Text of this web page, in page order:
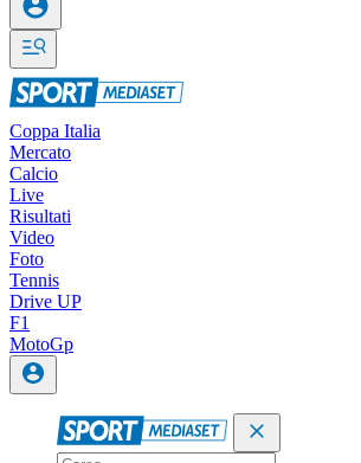
Coppa Italia
Mercato
Calcio
Live
Risultati
Video
Foto
Tennis
Drive UP
F1
MotoGp